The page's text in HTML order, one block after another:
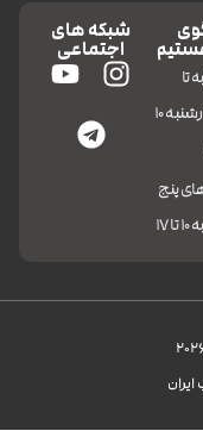
تا
چهارشنبه 10
پنج
17
شبکه های
اجتماعی